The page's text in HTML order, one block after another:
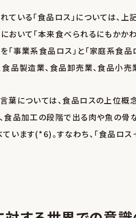
ている「食品ロス」については、
おいて「本来食べられるにもかか
「事業系食品ロス」と「家庭系食
食品製造業、食品卸売業、食品小
葉については、食品ロスの上位概
食品加工の段階で出る肉や魚の
ています(*6)。すなわち、「食品